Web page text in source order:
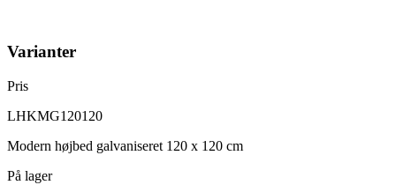
Varianter
Pris
LHKMG120120
Modern højbed galvaniseret 120 x 120 cm
På lager